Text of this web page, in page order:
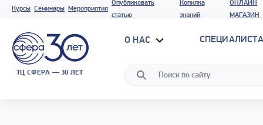
Курсы Семинары Мероприятия
Опубликовать
статью
Копилка
знаний
ОНЛАЙН
МАГАЗИН
ТЦ СФЕРА — 30 ЛЕТ
О НАС